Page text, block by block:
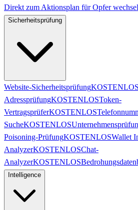
Direkt zum Aktionsplan für Opfer
Sicherheitsprüfung
Website-SicherheitsprüfungKOSTENLOS
AdressprüfungKOSTENLOSToken-
VertragsprüferKOSTENLOS
SucheKOSTENLOS
Poisoning-PrüfungKOSTENLOSWallet
AnalyzerKOSTENLOSChat-
AnalyzerKOSTENLOS
Intelligence